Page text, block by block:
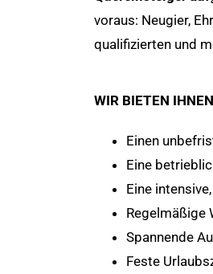
voraus: Neugier,
qualifizierten und
WIR BIETEN IHNEN
Einen
Eine
Eine
Regelmäßige
Spannende
Feste